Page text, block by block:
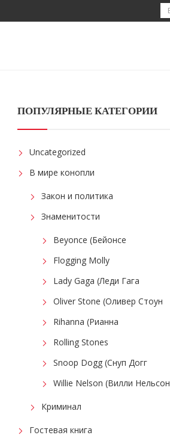
ПОПУЛЯРНЫЕ КАТЕГОРИИ
Uncategorized
В мире конопли
Закон и политика
Знаменитости
Beyonce (Бейонсе
Flogging Molly
Lady Gaga (Леди Гага
Oliver Stone (Оливер Стоун
Rihanna (Рианна
Rolling Stones
Snoop Dogg (Снуп Догг
Willie Nelson (Вилли Нельсон
Криминал
Гостевая книга